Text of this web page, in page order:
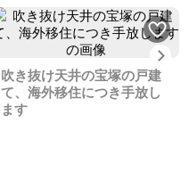
吹き抜け天井の宝塚の戸建
て、海外移住につき手放し
ます